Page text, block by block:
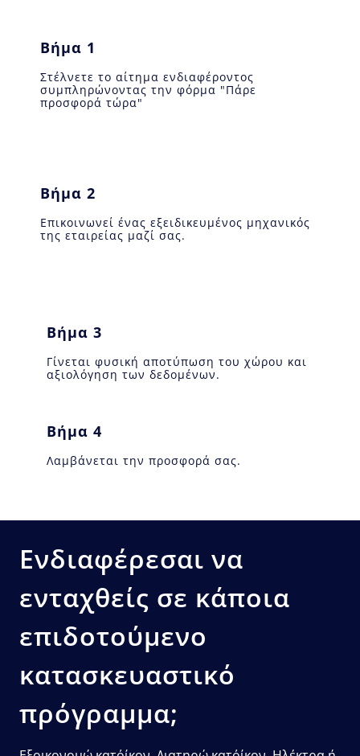
Bήμα 1
Στέλνετε το αίτημα ενδιαφέροντος
συμπληρώνοντας την φόρμα "Πάρε
προσφορά τώρα"
Βήμα 2
Επικοινωνεί ένας εξειδικευμένος μηχανικός
της εταιρείας μαζί σας.
Βήμα 3
Γίνεται φυσική αποτύπωση του χώρου και
αξιολόγηση των δεδομένων.​
Βήμα 4
Λαμβάνεται την προσφορά σας.
Ενδιαφέρεσαι να
ενταχθείς σε κάποια
επιδοτούμενο
κατασκευαστικό
πρόγραμμα;